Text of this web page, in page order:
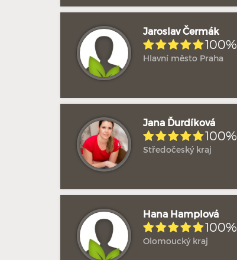
Jaroslav Čermák
100%
Hlavní město Praha
Jana Ďurdíková
100%
Středočeský kraj
Hana Hamplová
100%
Olomoucký kraj